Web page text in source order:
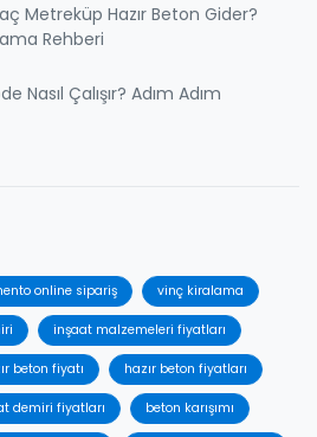
Metreküp Hazır Beton Gider?
Rehberi
Nasıl Çalışır? Adım Adım
online sipariş vinç kiralama
inşaat malzemeleri fiyatları
beton fiyatı hazır beton fiyatları
demiri fiyatları beton karışımı